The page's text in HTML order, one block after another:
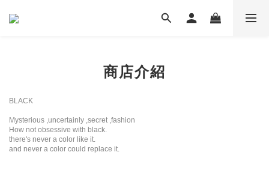
商店介紹
BLACK
Mysterious ,uncertainly ,secret ,fashion
How not obsessive with black.
there's never a color like it.
and never a color could replace it.